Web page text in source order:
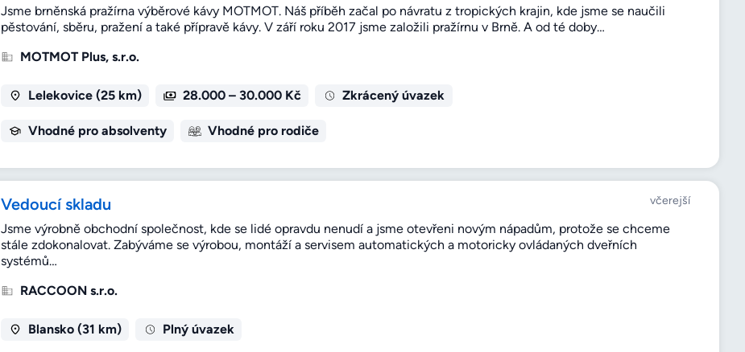
Jsme brněnská pražírna výběrové kávy MOTMOT. Náš příběh začal po návratu z tropických krajin, kde jsme se naučili
pěstování, sběru, pražení a také přípravě kávy. V září roku 2017 jsme založili pražírnu v Brně. A od té doby…
MOTMOT Plus, s.r.o.
Lelekovice (25 km) 28.000 – 30.000 Kč Zkrácený úvazek
Vhodné pro absolventy Vhodné pro rodiče
Vedoucí skladu včerejší
Jsme výrobně obchodní společnost, kde se lidé opravdu nenudí a jsme otevřeni novým nápadům, protože se chceme
stále zdokonalovat. Zabýváme se výrobou, montáží a servisem automatických a motoricky ovládaných dveřních
systémů…
RACCOON s.r.o.
Blansko (31 km) Plný úvazek